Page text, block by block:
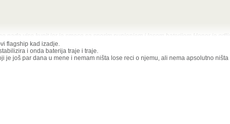
pada vise kupit jer je smece sa sporim punjenjem i losom baterijom.Honor je
ogranicen kod balkon.
s25 imaju najbolje baterije u android svijetu i u 30 min se napune 70%. U 60
vremena izmedju Samsunga i drugih brandova u zadnje?
flagship kad izadje.
i onda baterija traje i traje.
je još par dana u mene i nemam ništa lose reci o njemu, ali nema apsolutno